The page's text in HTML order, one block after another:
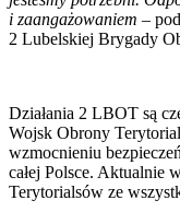
i zaangażowaniem –
2 Lubelskiej Brygady
Działania 2 LBOT są
Wojsk Obrony
wzmocnieniu
całej Polsce. Aktualnie
Terytorialsów ze